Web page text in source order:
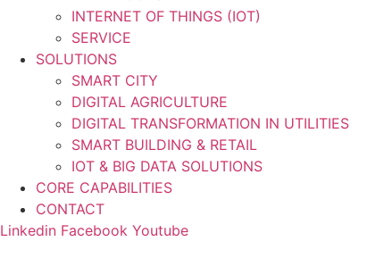
INTERNET OF THINGS (IOT)
SERVICE
SOLUTIONS
SMART CITY
DIGITAL AGRICULTURE
DIGITAL TRANSFORMATION IN UTILITIES
SMART BUILDING & RETAIL
IOT & BIG DATA SOLUTIONS
CORE CAPABILITIES
CONTACT
Linkedin Facebook Youtube